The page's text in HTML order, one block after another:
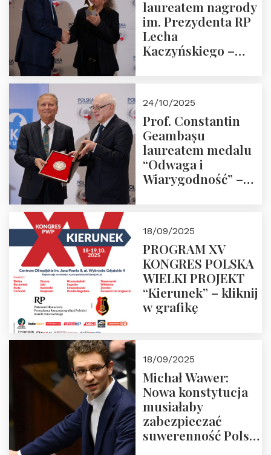
laureatem nagrody
im. Prezydenta RP
Lecha
Kaczyńskiego –
24/10/2025
Prof. Constantin
Geambașu
laureatem medalu
“Odwaga i
Wiarygodność” –
18/09/2025
PROGRAM XV
KONGRES POLSKA
WIELKI PROJEKT
“Kierunek” – kliknij
w grafikę
18/09/2025
Michał Wawer:
Nowa konstytucja
musiałaby
zabezpieczać
suwerenność Polski